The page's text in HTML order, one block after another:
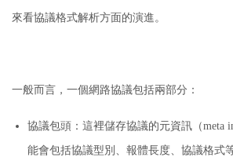
來看協議格式解析方面的演進。
一般而言，一個網路協議包括兩部分：
協議包頭： 這裡儲存協議的元資訊（meta
能會包括協議型別、報體長度、協議格式等